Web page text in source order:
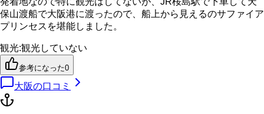
保山渡船で大阪港に渡ったので、船上から見えるのサファイア
プリンセスを堪能しました。
観光:観光していない
参考になった0
大阪の口コミ